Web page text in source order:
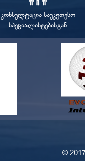
კონსულტაცია საუკეთესო
სპეციალისტებისგან
©